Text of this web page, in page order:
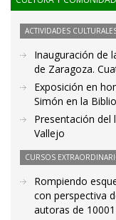
ACTIVIDADES
Inauguración de
de Zaragoza.
Exposición en
Simón en la
Presentación
Vallejo
CURSOS
Rompiendo
con perspectiva
autoras de